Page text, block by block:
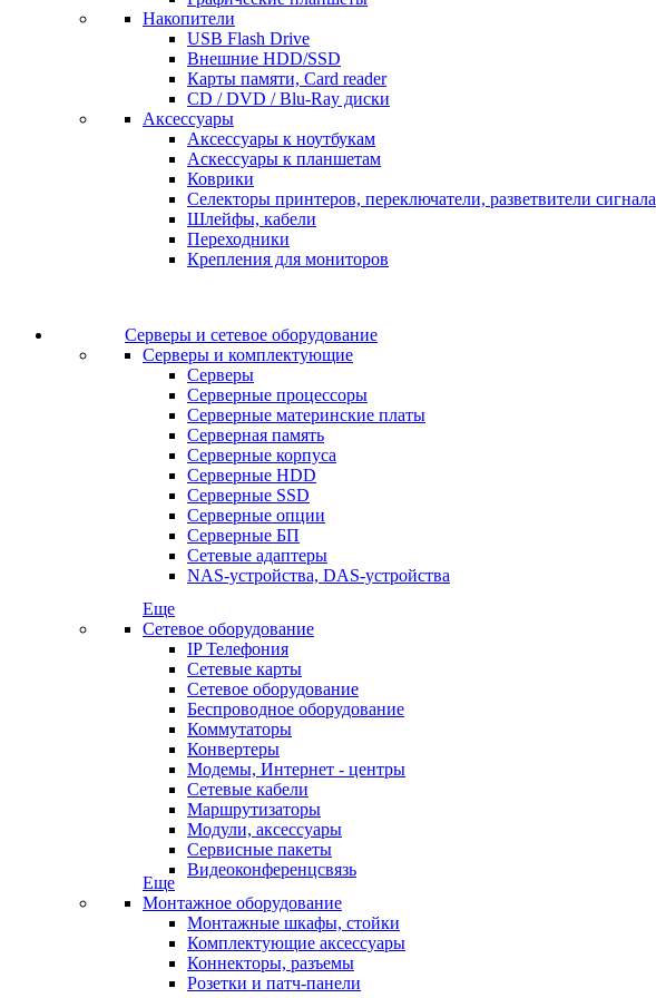
Накопители
USB Flash Drive
Внешние HDD/SSD
Карты памяти, Card reader
CD / DVD / Blu-Ray диски
Аксессуары
Аксессуары к ноутбукам
Аскессуары к планшетам
Коврики
Селекторы принтеров, переключатели, разветвители сигнала
Шлейфы, кабели
Переходники
Крепления для мониторов
Серверы и сетевое оборудование
Серверы и комплектующие
Серверы
Серверные процессоры
Серверные материнские платы
Серверная память
Серверные корпуса
Серверные HDD
Серверные SSD
Серверные опции
Серверные БП
Сетевые адаптеры
NAS-устройства, DAS-устройства
Еще
Сетевое оборудование
IP Телефония
Сетевые карты
Сетевое оборудование
Беспроводное оборудование
Коммутаторы
Конвертеры
Модемы, Интернет - центры
Сетевые кабели
Маршрутизаторы
Модули, аксессуары
Сервисные пакеты
Видеоконференцсвязь
Еще
Монтажное оборудование
Монтажные шкафы, стойки
Комплектующие аксессуары
Коннекторы, разъемы
Розетки и патч-панели